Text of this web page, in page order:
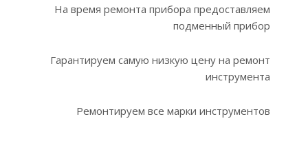
На время ремонта прибора предоставляем
подменный прибор
Гарантируем самую низкую цену на ремонт
инструмента
Ремонтируем все марки инструментов